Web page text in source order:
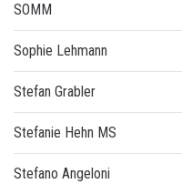
SOMM
Sophie Lehmann
Stefan Grabler
Stefanie Hehn MS
Stefano Angeloni